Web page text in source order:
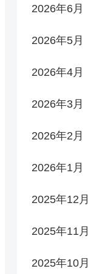
2026年6月
2026年5月
2026年4月
2026年3月
2026年2月
2026年1月
2025年12月
2025年11月
2025年10月